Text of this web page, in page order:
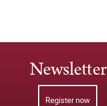
Newsletter
Register now